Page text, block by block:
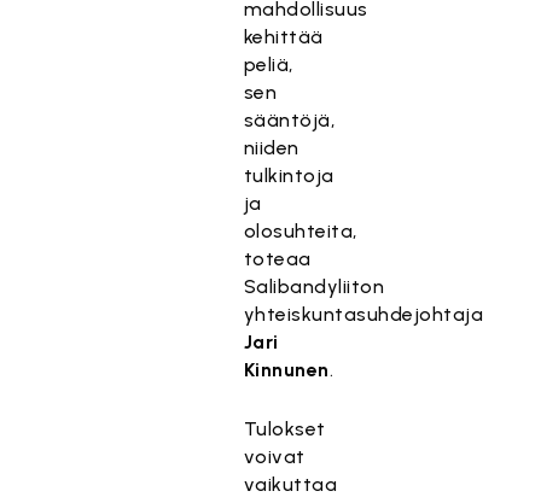
mahdollisuus
kehittää
peliä,
sen
sääntöjä,
niiden
tulkintoja
ja
olosuhteita,
toteaa
Salibandyliiton
yhteiskuntasuhdejohtaja
Jari
Kinnunen.
Tulokset
voivat
vaikuttaa